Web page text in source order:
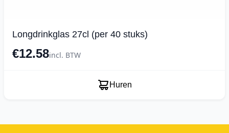
Longdrinkglas 27cl (per 40 stuks)
€12.58incl. BTW
Huren